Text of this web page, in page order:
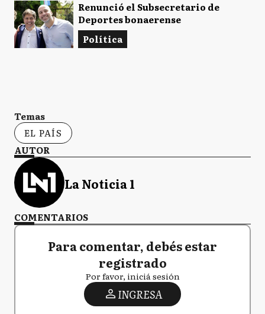
Renunció el Subsecretario de
Deportes bonaerense
Política
Temas
EL PAÍS
AUTOR
La Noticia 1
COMENTARIOS
Para comentar, debés estar
registrado
Por favor, iniciá sesión
INGRESA